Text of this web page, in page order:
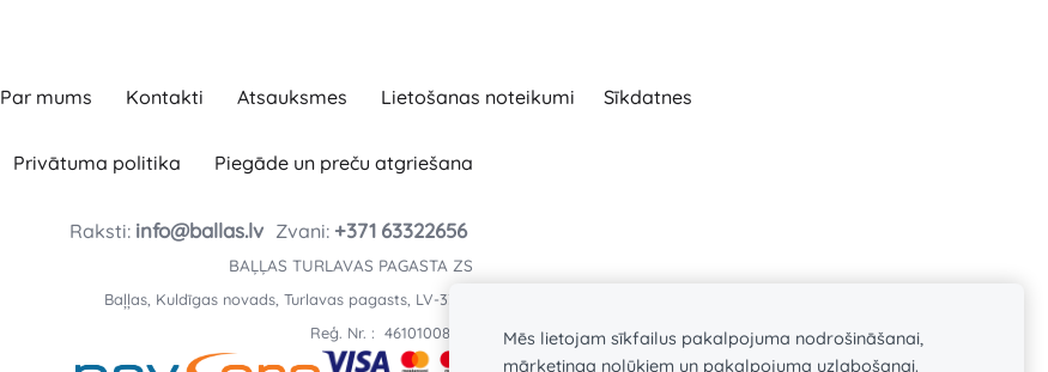
Par mums Kontakti Atsauksmes Lietošanas noteikumi Sīkdatnes
Privātuma politika Piegāde un preču atgriešana
Raksti: info@ballas.lv Zvani: +371 63322656
BAĻĻAS TURLAVAS PAGASTA ZS
Baļļas, Kuldīgas novads, Turlavas pagasts, LV-3329
Reģ. Nr. : 46101008197
Mēs lietojam sīkfailus pakalpojuma nodrošināšanai,
mārketinga nolūkiem un pakalpojuma uzlabošanai.